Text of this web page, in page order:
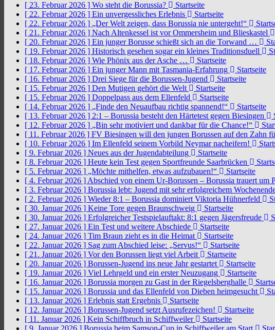
[ 23. Februar 2026 ] Wo steht die Borussia?
Startseite
[ 22. Februar 2026 ] Ein unvergessliches Erlebnis
Startseite
[ 22. Februar 2026 ] „Der Welt zeigen, dass Borussia nie untergeht!“
[ 21. Februar 2026 ] Nach Altenkessel ist vor Ommersheim und Blieskastel
[ 20. Februar 2026 ] Ein junger Borusse schießt sich an die Torwand …
[ 19. Februar 2026 ] Historisch gesehen sogar ein kleines Traditionsduell
[ 18. Februar 2026 ] Wie Phönix aus der Asche …
Startseite
[ 17. Februar 2026 ] Ein junger Mann mit Tasmania-Erfahrung
Startseite
[ 16. Februar 2026 ] Drei Siege für die Borussen-Jugend
Startseite
[ 15. Februar 2026 ] Den Mutigen gehört die Welt
Startseite
[ 15. Februar 2026 ] Doppelpass aus dem Ellenfeld
Startseite
[ 14. Februar 2026 ] „Finde den Neuaufbau richtig spannend!“
Startseite
[ 13. Februar 2026 ] 2:1 – Borussia besteht den Härtetest gegen Biesingen
[ 12. Februar 2026 ] „Bin sehr motiviert und dankbar für die Chance!“
[ 11. Februar 2026 ] FV Biesingen will den jungen Borussen auf den Zahn
[ 10. Februar 2026 ] Im Ellenfeld seinem Vorbild Neymar nacheifern!
[ 9. Februar 2026 ] Neues aus der Jugendabteilung
Startseite
[ 8. Februar 2026 ] Heute kein Test gegen Sportfreunde Saarbrücken
[ 5. Februar 2026 ] „Möchte mithelfen, etwas aufzubauen!“
Startseite
[ 4. Februar 2026 ] Abschied von einem Ur-Borussen – Borussia trauert um
[ 3. Februar 2026 ] Borussia lebt: Jugend mit sehr erfolgreichem
[ 2. Februar 2026 ] Wieder 8:1 – Borussia dominiert Viktoria Hühnerfeld
[ 30. Januar 2026 ] Keine Tore gegen Braunschweig
Startseite
[ 30. Januar 2026 ] Erfolgreicher Testspielauftakt: 8:1 gegen Jägersfreude
[ 27. Januar 2026 ] Ein Test und weitere Abschiede
Startseite
[ 24. Januar 2026 ] Tim Braun zieht es in die Heimat
Startseite
[ 22. Januar 2026 ] Sag zum Abschied leise: „Servus!“
Startseite
[ 21. Januar 2026 ] Vor den Borussen liegt viel Arbeit
Startseite
[ 20. Januar 2026 ] Borussen-Jugend ins neue Jahr gestartet
Startseite
[ 19. Januar 2026 ] Viel Lehrgeld und ein erster Neuzugang
Startseite
[ 16. Januar 2026 ] Borussia morgen zu Gast in der Riegelsberghalle
[ 15. Januar 2026 ] Borussia und das Ellenfeld von Dieben heimgesucht
[ 13. Januar 2026 ] Erlebnis statt Ergebnis
Startseite
[ 12. Januar 2026 ] Borussen-Jugend setzt Ausrufezeichen!
Startseite
[ 11. Januar 2026 ] Kein Schiffbruch in Schiffweiler
Startseite
[ 9. Januar 2026 ] Borussia beim Samson-Cup in Schiffweiler am Start